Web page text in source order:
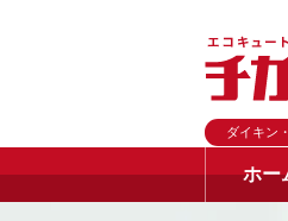
ダイキン
ホー